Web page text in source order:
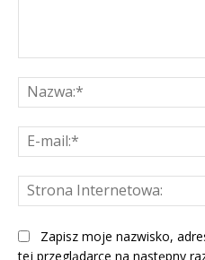
Zapisz moje nazwisko,
tej przeglądarce na następny